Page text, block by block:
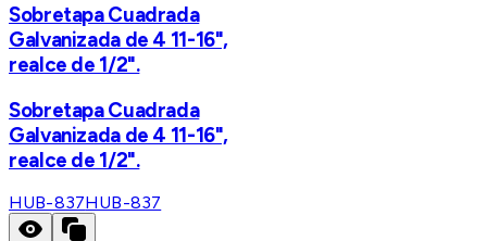
Sobretapa Cuadrada
Galvanizada de 4 11-16",
realce de 1/2".
Sobretapa Cuadrada
Galvanizada de 4 11-16",
realce de 1/2".
HUB-837HUB-837